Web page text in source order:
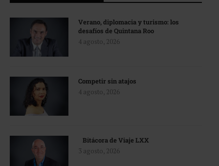
Verano, diplomacia y turismo: los
desafíos de Quintana Roo
4 agosto, 2026
Competir sin atajos
4 agosto, 2026
Bitácora de Viaje LXX
3 agosto, 2026